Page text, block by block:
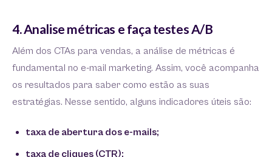
4. Analise métricas e faça testes A/B
Além dos CTAs para vendas, a análise de métricas é
fundamental no e-mail marketing. Assim, você acompanha
os resultados para saber como estão as suas
estratégias. Nesse sentido, alguns indicadores úteis são:
taxa de abertura dos e-mails;
taxa de cliques (CTR);